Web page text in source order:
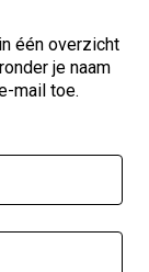
één overzicht
je naam
mail toe.